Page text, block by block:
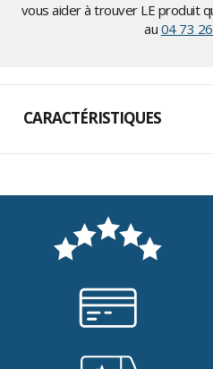
vous aider à trouver LE produit
au 04 73
CARACTÉRISTIQUES